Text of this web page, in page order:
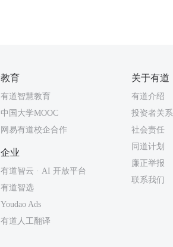
教育
有道智慧教育
中国大学MOOC
网易有道校企合作
关于有道
有道介绍
投资者关系
社会责任
同道计划
廉正举报
联系我们
企业
有道智云 · AI 开放平台
有道智选
Youdao Ads
有道人工翻译